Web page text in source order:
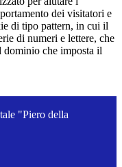
dei visitatori e
di tipo pattern, in cui il
di numeri e lettere, che
che imposta il
"Piero della